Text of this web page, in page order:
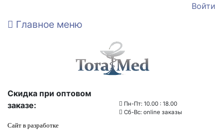
Войти
Главное меню
Скидка при оптовом
заказе:
Сайт в разработке
Пн-Пт: 10.00 : 18.00
Сб-Вс: online заказы